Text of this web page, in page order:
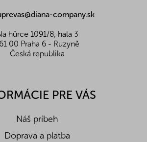
company.sk
hůrce 1091/8, hala 3
00 Praha 6 - Ruzyně
Česká republika
PRE VÁS
Náš príbeh
Doprava a platba